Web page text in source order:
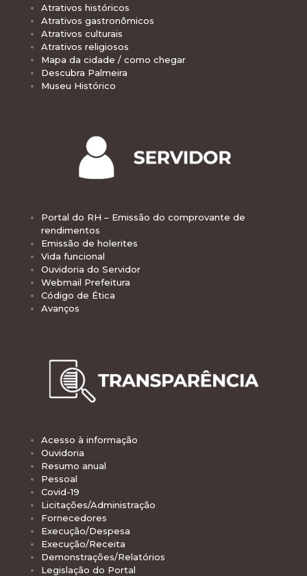
Atrativos históricos
Atrativos gastronômicos
Atrativos culturais
Atrativos religiosos
Mapa da cidade / como chegar
Descubra Palmeira
Museu Histórico
Portal do RH – Emissão do comprovante de
rendimentos
Emissão de holerites
Vida funcional
Ouvidoria do Servidor
Webmail Prefeitura
Código de Ética
Avanços
Acesso à informação
Ouvidoria
Resumo anual
Pessoal
Covid-19
Licitações/Administração
Fornecedores
Execução/Despesa
Execução/Receita
Demonstrações/Relatórios
Legislação do Portal